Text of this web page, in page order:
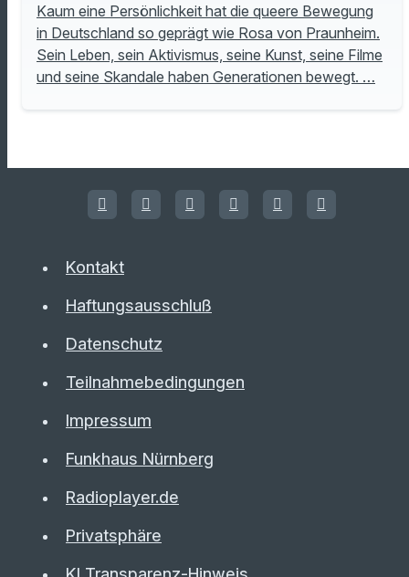
Kaum eine Persönlichkeit hat die queere Bewegung
in Deutschland so geprägt wie Rosa von Praunheim.
Sein Leben, sein Aktivismus, seine Kunst, seine Filme
und seine Skandale haben Generationen bewegt. …
Kontakt
Haftungsausschluß
Datenschutz
Teilnahmebedingungen
Impressum
Funkhaus Nürnberg
Radioplayer.de
Privatsphäre